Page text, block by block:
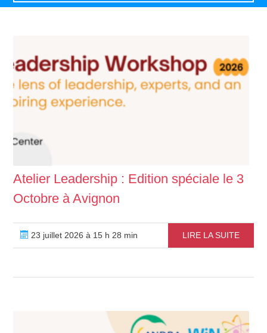
Atelier Leadership : Edition spéciale le 3
Octobre à Avignon
23 juillet 2026 à 15 h 28 min LIRE LA SUITE